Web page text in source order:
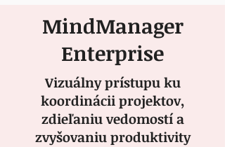
Viac informácií o cenách nájdete
cenníku.
Objednať
MindManager
Enterprise
Vizuálny prístupu ku
koordinácii projektov,
zdieľaniu vedomostí a
zvyšovaniu produktivity